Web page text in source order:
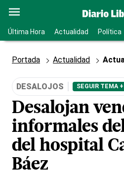
Última Hora Actualidad Política
Portada Actualidad
DESALOJOS SEGUIR TEMA +
Desalojan
informales
del hospital
Báez